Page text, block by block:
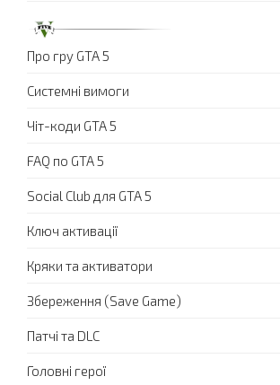
Про гру GTA 5
Системні вимоги
Чіт-коди GTA 5
FAQ по GTA 5
Social Club для GTA 5
Ключ активації
Кряки та активатори
Збереження (Save Game)
Патчі та DLC
Головні герої